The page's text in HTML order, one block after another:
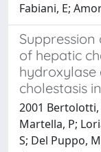
Fabiani, E;
of hepatic
hydroxylase
cholestasis
2001 Bertolotti,
Martella, P;
S; Del Puppo,